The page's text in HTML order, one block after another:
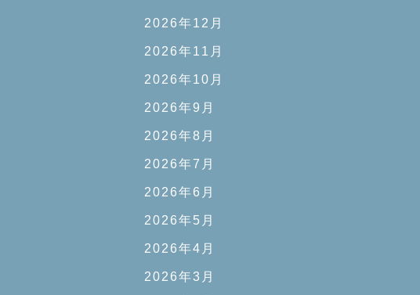
2026年12月
2026年11月
2026年10月
2026年9月
2026年8月
2026年7月
2026年6月
2026年5月
2026年4月
2026年3月